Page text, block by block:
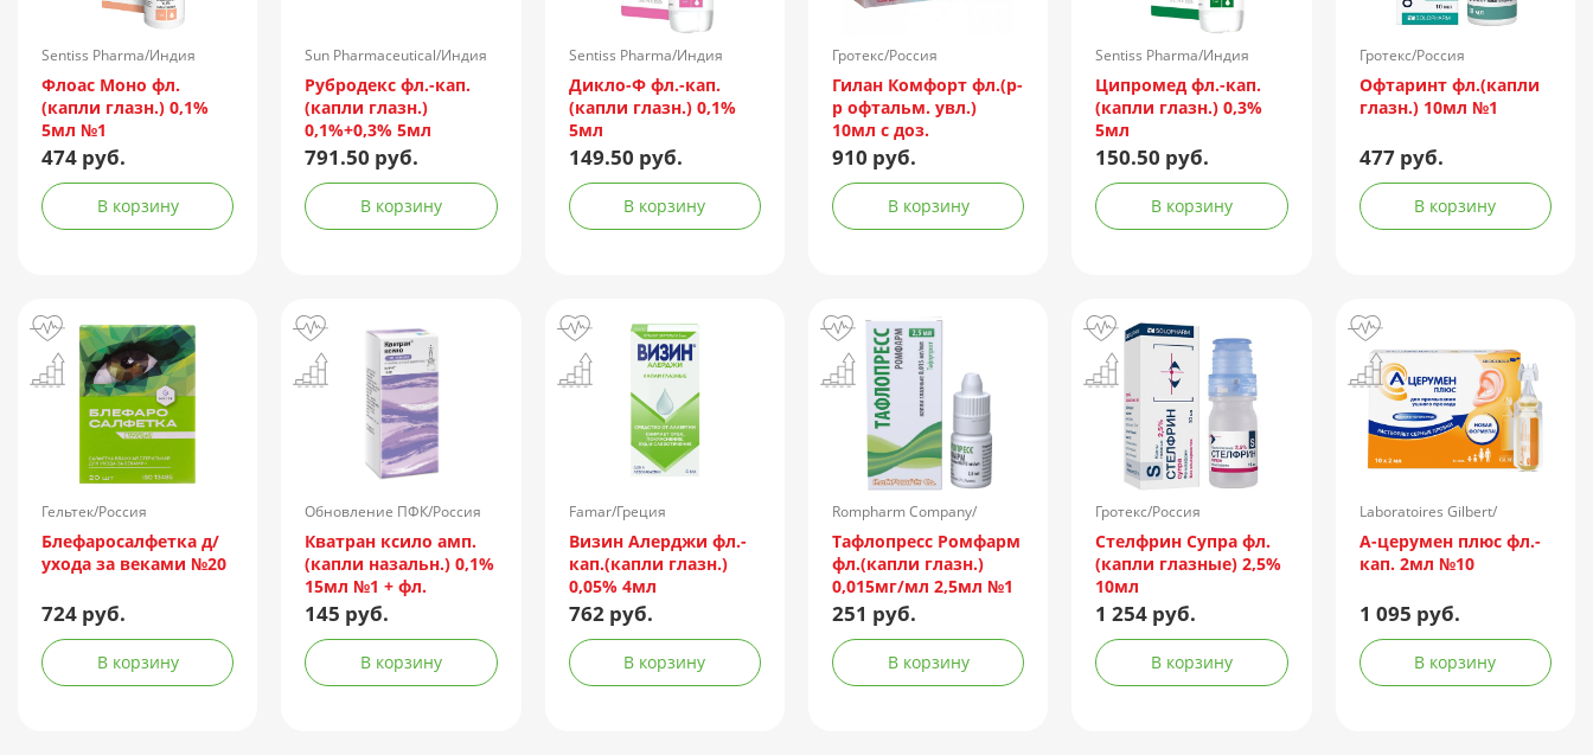
Sentiss Pharma/Индия
Флоас Моно фл.
(капли глазн.) 0,1%
5мл №1
474 руб.
В корзину
Sun Pharmaceutical/Индия
Рубродекс фл.-кап.
(капли глазн.)
0,1%+0,3% 5мл
791.50 руб.
В корзину
Sentiss Pharma/Индия
Дикло-Ф фл.-кап.
(капли глазн.) 0,1%
5мл
149.50 руб.
В корзину
Гротекс/Россия
Гилан Комфорт фл.(р-
р офтальм. увл.)
10мл с доз.
910 руб.
В корзину
Sentiss Pharma/Индия
Ципромед фл.-кап.
(капли глазн.) 0,3%
5мл
150.50 руб.
В корзину
Гротекс/Россия
Офтаринт фл.(капли
глазн.) 10мл №1
477 руб.
В корзину
Гельтек/Россия
Блефаросалфетка д/
ухода за веками №20
724 руб.
В корзину
Обновление ПФК/Россия
Кватран ксило амп.
(капли назальн.) 0,1%
15мл №1 + фл.
145 руб.
В корзину
Famar/Греция
Визин Алерджи фл.-
кап.(капли глазн.)
0,05% 4мл
762 руб.
В корзину
Rompharm Company/
Румыния
Тафлопресс Ромфарм
фл.(капли глазн.)
0,015мг/мл 2,5мл №1
пач.карт.
251 руб.
В корзину
Гротекс/Россия
Стелфрин Супра фл.
(капли глазные) 2,5%
10мл
1 254 руб.
В корзину
Laboratoires Gilbert/
Франция
А-церумен плюс фл.-
кап. 2мл №10
1 095 руб.
В корзину